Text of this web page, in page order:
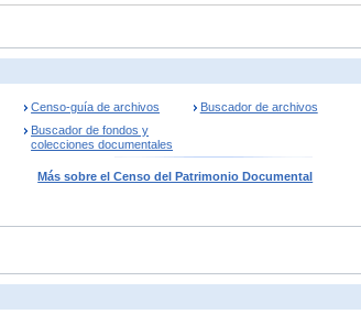
Censo-guía de archivos
Buscador de archivos
Buscador de fondos y
colecciones documentales
Más sobre el Censo del Patrimonio Documental